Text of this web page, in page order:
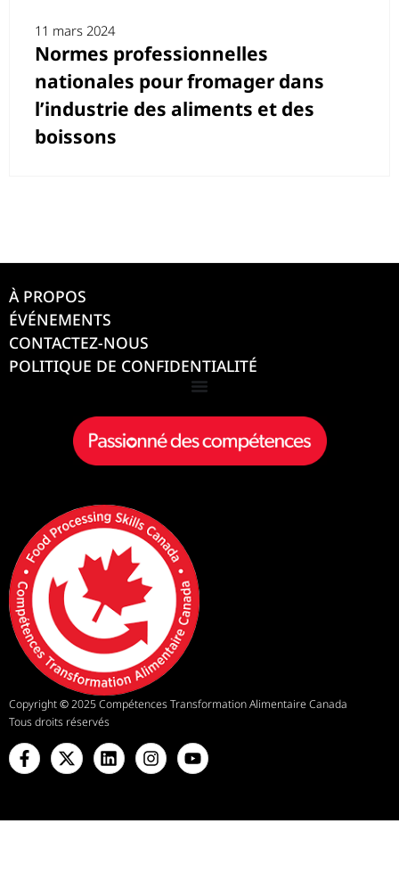
11 mars 2024
Normes professionnelles
nationales pour fromager dans
l’industrie des aliments et des
boissons
À PROPOS
ÉVÉNEMENTS
CONTACTEZ-NOUS
POLITIQUE DE CONFIDENTIALITÉ
Copyright©2025 Compétences Transformation Alimentaire Canada
Tous droits réservés